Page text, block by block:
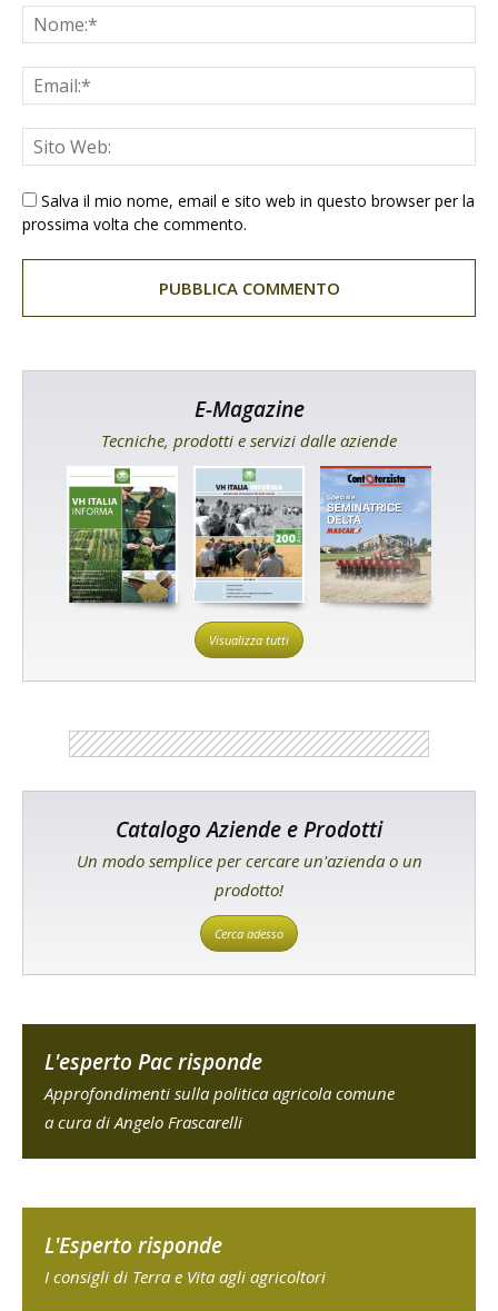
Salva il mio nome, email e sito web in questo browser per la
prossima volta che commento.
E-Magazine
Tecniche, prodotti e servizi dalle aziende
Visualizza tutti
Catalogo Aziende e Prodotti
Un modo semplice per cercare un'azienda o un
prodotto!
Cerca adesso
L'esperto Pac risponde
Approfondimenti sulla politica agricola comune
a cura di Angelo Frascarelli
L'Esperto risponde
I consigli di Terra e Vita agli agricoltori